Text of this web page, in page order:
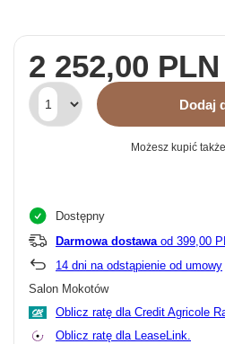
2 252,00 PLN
Dodaj
Możesz kupić
Dostępny
Darmowa dostawa od 399,00
14 dni na odstąpienie od umowy
Salon Mokotów
Oblicz ratę dla Credit Agricole
Oblicz ratę dla LeaseLink.